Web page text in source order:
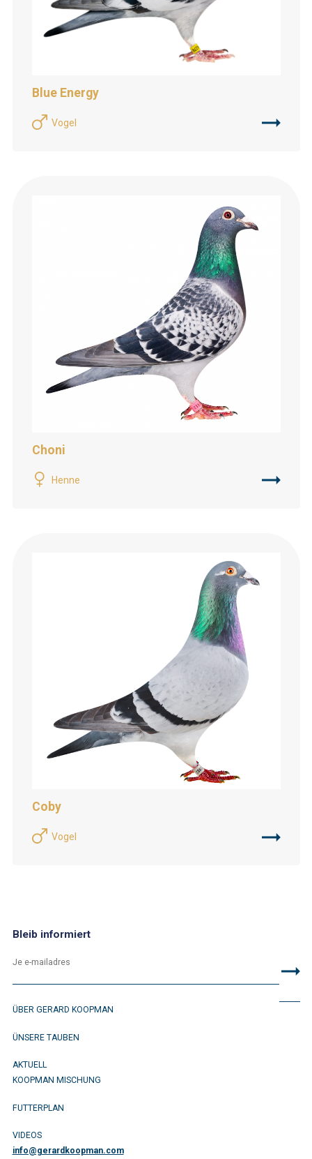
Blue Energy
Vogel
Choni
Henne
Coby
Vogel
Bleib informiert
ÜBER GERARD KOOPMAN
ÜNSERE TAUBEN
AKTUELL
KOOPMAN MISCHUNG
FUTTERPLAN
VIDEOS
info@gerardkoopman.com